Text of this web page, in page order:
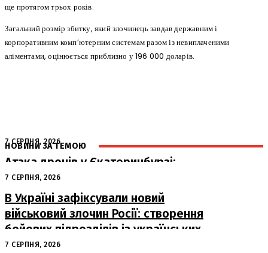
ще протягом трьох років.
Загальний розмір збитку, який злочинець завдав державним і
корпоративним комп’ютерним системам разом із невиплаченими
аліментами, оцінюється приблизно у 196 000 доларів.
НОВИНИ ЗА ТЕМОЮ
7 СЕРПНЯ, 2026
Атака дронів у Єкатеринбурзі:
загорівся склад Wildberries
7 СЕРПНЯ, 2026
В Україні зафіксували новий
військовий злочин Росії: створення
бойових підрозділів із українських
військовополонених
7 СЕРПНЯ, 2026